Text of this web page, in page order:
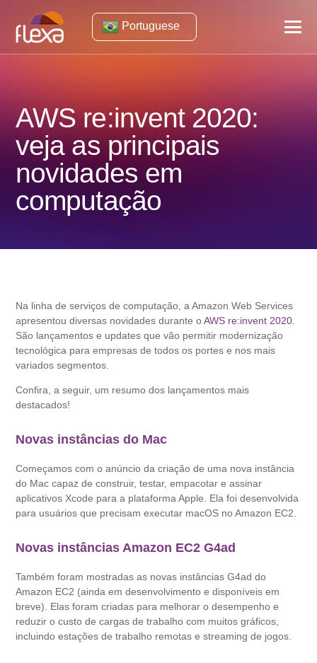
Portuguese
AWS re:invent 2020:
veja as principais
novidades em
computação
Na linha de serviços de computação, a Amazon Web Services
apresentou diversas novidades durante oAWS re:invent 2020
São lançamentos e updates que vão permitir modernização
tecnológica para empresas de todos os portes e nos mais
variados segmentos.
Confira, a seguir, um resumo dos lançamentos mais
destacados!
Novas instâncias do Mac
Começamos com o anúncio da criação de uma nova instância
do Mac capaz de construir, testar, empacotar e assinar
aplicativos Xcode para a plataforma Apple. Ela foi desenvolvida
para usuários que precisam executar macOS no Amazon EC2.
Novas instâncias Amazon EC2 G4ad
Também foram mostradas as novas instâncias G4ad do
Amazon EC2 (ainda em desenvolvimento e disponíveis em
breve). Elas foram criadas para melhorar o desempenho e
reduzir o custo de cargas de trabalho com muitos gráficos,
incluindo estações de trabalho remotas e streaming de jogos.